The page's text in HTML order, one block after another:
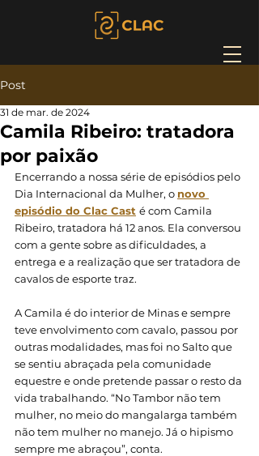
Post
Camila Ribeiro: tratadora
por paixão
31 de mar. de 2024
Encerrando a nossa série de episódios pelo
Dia Internacional da Mulher, o novo
episódio do Clac Cast é com Camila
Ribeiro, tratadora há 12 anos. Ela conversou
com a gente sobre as dificuldades, a
entrega e a realização que ser tratadora de
cavalos de esporte traz.
A Camila é do interior de Minas e sempre
teve envolvimento com cavalo, passou por
outras modalidades, mas foi no Salto que
se sentiu abraçada pela comunidade
equestre e onde pretende passar o resto da
vida trabalhando. “No Tambor não tem
mulher, no meio do mangalarga também
não tem mulher no manejo. Já o hipismo
sempre me abraçou”, conta.